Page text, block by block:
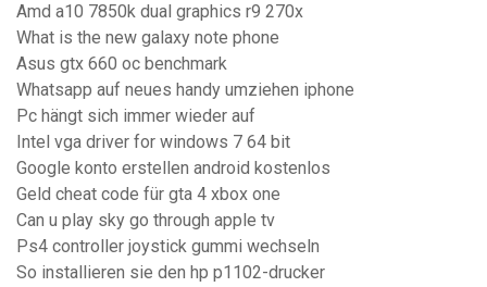
Amd a10 7850k dual graphics r9 270x
What is the new galaxy note phone
Asus gtx 660 oc benchmark
Whatsapp auf neues handy umziehen iphone
Pc hängt sich immer wieder auf
Intel vga driver for windows 7 64 bit
Google konto erstellen android kostenlos
Geld cheat code für gta 4 xbox one
Can u play sky go through apple tv
Ps4 controller joystick gummi wechseln
So installieren sie den hp p1102-drucker